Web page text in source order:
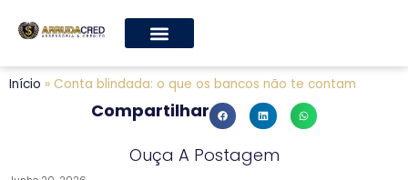
Início » Conta blindada: o que os bancos não te contam
Compartilhar
Ouça A Postagem